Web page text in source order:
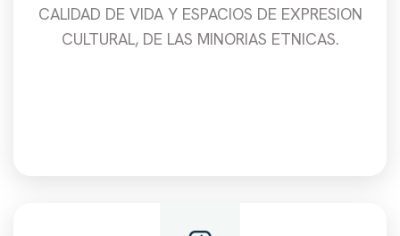
CALIDAD DE VIDA Y ESPACIOS DE EXPRESION
CULTURAL, DE LAS MINORIAS ETNICAS.